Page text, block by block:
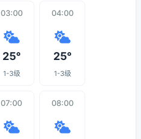
03:00
25°
1-3级
04:00
25°
1-3级
07:00 08:00